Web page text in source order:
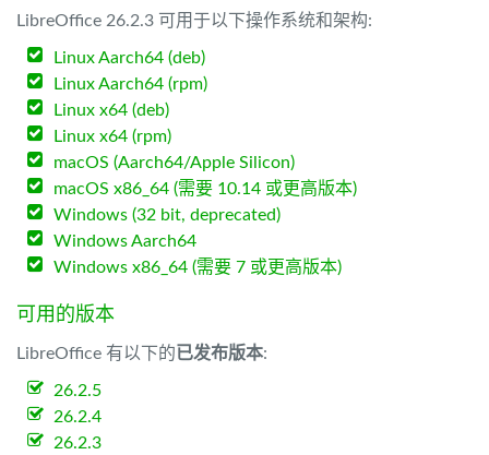
LibreOffice 26.2.3 可用于以下操作系统和架构:
Linux Aarch64 (deb)
Linux Aarch64 (rpm)
Linux x64 (deb)
Linux x64 (rpm)
macOS (Aarch64/Apple Silicon)
macOS x86_64 (需要 10.14 或更高版本)
Windows (32 bit, deprecated)
Windows Aarch64
Windows x86_64 (需要 7 或更高版本)
可用的版本
LibreOffice 有以下的已发布版本:
26.2.5
26.2.4
26.2.3